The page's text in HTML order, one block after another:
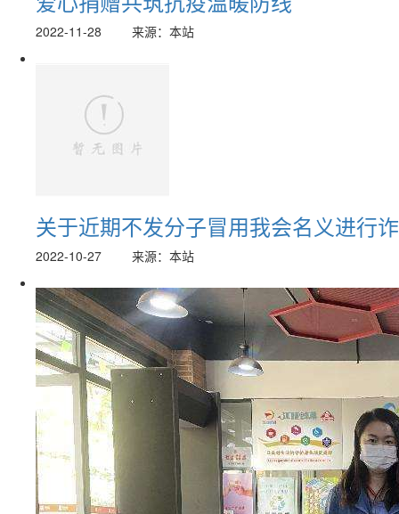
2022-11-28 来源：本站
关于近期不发分子冒用我会名义进行
2022-10-27 来源：本站